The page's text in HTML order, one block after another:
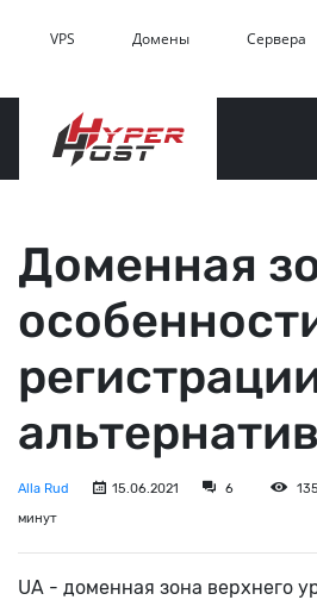
VPS Домены Сервера
Доменная
Alla Rud 15.06.2021 6
минут
UA - доменная зона верхнего